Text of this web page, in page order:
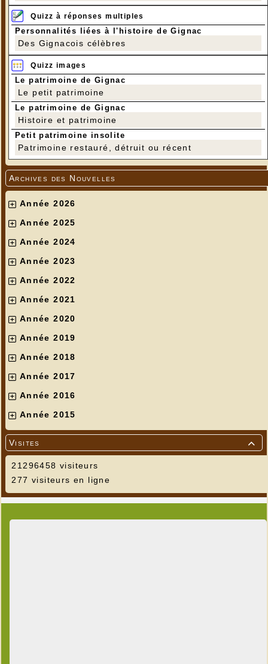
Quizz à réponses multiples
Personnalités liées à l'histoire de Gignac
Des Gignacois célèbres
Quizz images
Le patrimoine de Gignac
Le petit patrimoine
Le patrimoine de Gignac
Histoire et patrimoine
Petit patrimoine insolite
Patrimoine restauré, détruit ou récent
Archives des Nouvelles
Année 2026
Année 2025
Année 2024
Année 2023
Année 2022
Année 2021
Année 2020
Année 2019
Année 2018
Année 2017
Année 2016
Année 2015

Visites
21296458 visiteurs
277 visiteurs en ligne